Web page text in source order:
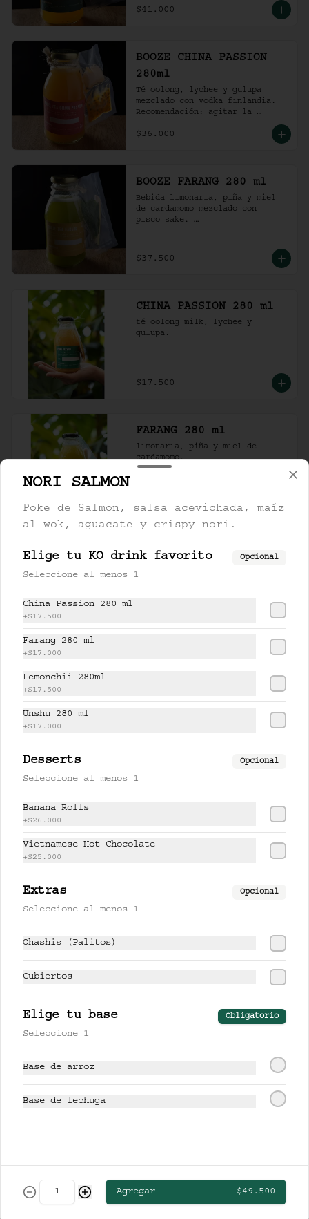
con hielo al gusto.
$41.000
BOOZE CHINA PASSION
280ml
Té oolong, lychee y gulupa
mezclado con vodka finlandia.
Recomendación: agitar la
con hielo al gusto.
$36.000
BOOZE FARANG 280 ml
Bebida limonaria, piña y miel
de cardamomo mezclado con
pisco-sake.
con hielo al gusto.
$37.500
CHINA PASSION 280 ml
té oolong milk, lychee y
gulupa.
$17.500
FARANG 280 ml
limonaria, piña y miel de
cardamomo.
$17.000
LEMONCHII 280 ml
lychee, limón y lemongrass.
PISCO LEMONCHI 280 ml
té jazmín, mandarina y limón.
NORI SALMON
Poke de Salmon, salsa acevichada, maíz
al wok, aguacate y crispy nori.
Elige tu KO drink favorito Opcional
Seleccione al menos 1
China Passion 280 ml
+$17.500
Farang 280 ml
+$17.000
Lemonchii 280ml
+$17.500
Unshu 280 ml
+$17.000
Desserts Opcional
Seleccione al menos 1
Banana Rolls
+$26.000
Vietnamese Hot Chocolate
+$25.000
Extras Opcional
Seleccione al menos 1
Ohashis (Palitos)
Cubiertos
Elige tu base Obligatorio
Seleccione 1
Base de arroz
Base de lechuga
Agregar $49.500